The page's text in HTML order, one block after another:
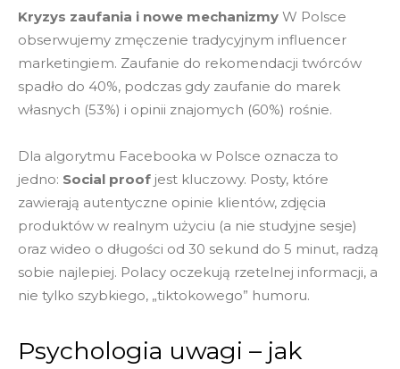
Kryzys zaufania i nowe mechanizmy W Polsce
obserwujemy zmęczenie tradycyjnym influencer
marketingiem. Zaufanie do rekomendacji twórców
spadło do 40%, podczas gdy zaufanie do marek
własnych (53%) i opinii znajomych (60%) rośnie.
Dla algorytmu Facebooka w Polsce oznacza to
jedno: Social proof jest kluczowy. Posty, które
zawierają autentyczne opinie klientów, zdjęcia
produktów w realnym użyciu (a nie studyjne sesje)
oraz wideo o długości od 30 sekund do 5 minut, radzą
sobie najlepiej. Polacy oczekują rzetelnej informacji, a
nie tylko szybkiego, „tiktokowego” humoru.
Psychologia uwagi – jak